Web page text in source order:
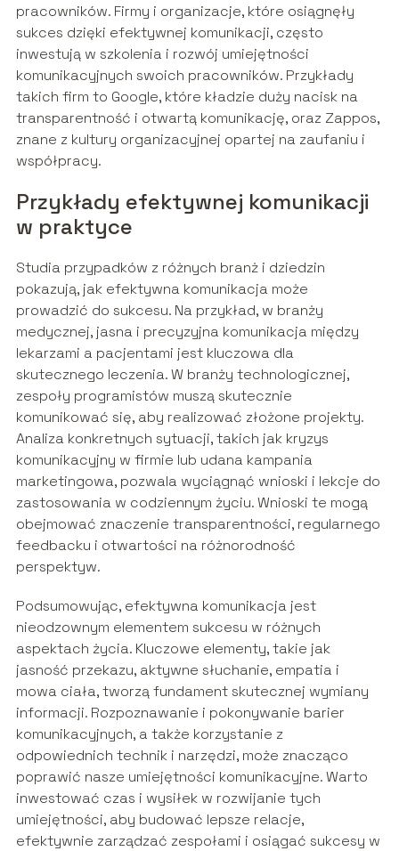
pracowników. Firmy i organizacje, które osiągnęły
sukces dzięki efektywnej komunikacji, często
inwestują w szkolenia i rozwój umiejętności
komunikacyjnych swoich pracowników. Przykłady
takich firm to Google, które kładzie duży nacisk na
transparentność i otwartą komunikację, oraz Zappos,
znane z kultury organizacyjnej opartej na zaufaniu i
współpracy.
Przykłady efektywnej komunikacji
w praktyce
Studia przypadków z różnych branż i dziedzin
pokazują, jak efektywna komunikacja może
prowadzić do sukcesu. Na przykład, w branży
medycznej, jasna i precyzyjna komunikacja między
lekarzami a pacjentami jest kluczowa dla
skutecznego leczenia. W branży technologicznej,
zespoły programistów muszą skutecznie
komunikować się, aby realizować złożone projekty.
Analiza konkretnych sytuacji, takich jak kryzys
komunikacyjny w firmie lub udana kampania
marketingowa, pozwala wyciągnąć wnioski i lekcje do
zastosowania w codziennym życiu. Wnioski te mogą
obejmować znaczenie transparentności, regularnego
feedbacku i otwartości na różnorodność
perspektyw.
Podsumowując, efektywna komunikacja jest
nieodzownym elementem sukcesu w różnych
aspektach życia. Kluczowe elementy, takie jak
jasność przekazu, aktywne słuchanie, empatia i
mowa ciała, tworzą fundament skutecznej wymiany
informacji. Rozpoznawanie i pokonywanie barier
komunikacyjnych, a także korzystanie z
odpowiednich technik i narzędzi, może znacząco
poprawić nasze umiejętności komunikacyjne. Warto
inwestować czas i wysiłek w rozwijanie tych
umiejętności, aby budować lepsze relacje,
efektywnie zarządzać zespołami i osiągać sukcesy w